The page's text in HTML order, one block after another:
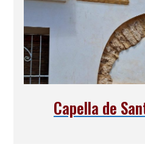
Capella de